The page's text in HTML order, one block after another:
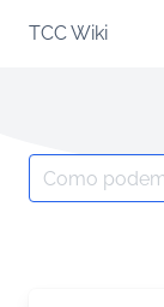
TCC Wiki
Search
for: